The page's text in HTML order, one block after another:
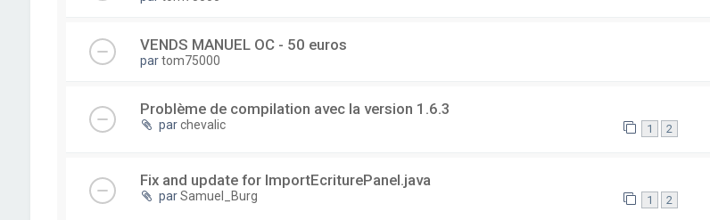
VENDS MANUEL OC - 50 euros
partom75000
Problème de compilation avec la version 1.6.3
parchevalic 1 2
Fix and update for ImportEcriturePanel.java
parSamuel_Burg 1 2